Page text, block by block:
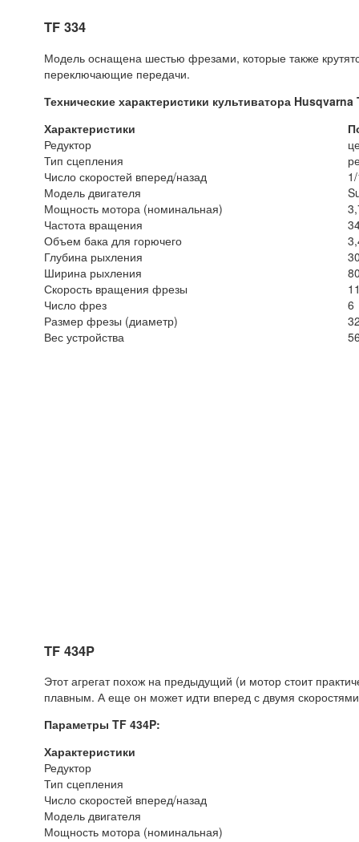
TF 334
Модель оснащена шестью фрезами, которые также
переключающие передачи.
Технические характеристики культиватора Husqvarna
Характеристики
Редуктор
Тип сцепления
Число скоростей вперед/назад
Модель двигателя
Мощность мотора (номинальная)
Частота вращения
Объем бака для горючего
Глубина рыхления
Ширина рыхления
Скорость вращения фрезы
Число фрез
6
Размер фрезы (диаметр)
Вес устройства
TF 434P
Этот агрегат похож на предыдущий (и мотор стоит
плавным. А еще он может идти вперед с двумя
Параметры TF 434P:
Характеристики
Редуктор
Тип сцепления
Число скоростей вперед/назад
Модель двигателя
Мощность мотора (номинальная)